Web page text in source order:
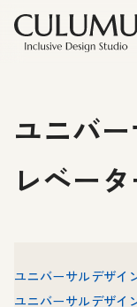
ユニバ
レベー
ユニバーサルデザイ
ユニバーサルデザイ